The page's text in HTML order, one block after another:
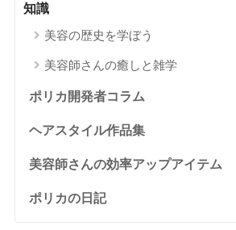
知識
美容の歴史を学ぼう
美容師さんの癒しと雑学
ポリカ開発者コラム
ヘアスタイル作品集
美容師さんの効率アップアイテム
ポリカの日記